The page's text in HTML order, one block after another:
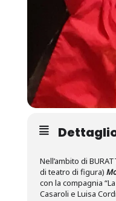
Nell’ambito di
di teatro di figura)
con la compagnia
Casaroli e Luisa